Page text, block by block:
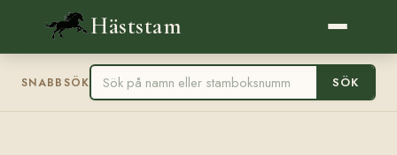
Häststam
SNABBSÖK SÖK